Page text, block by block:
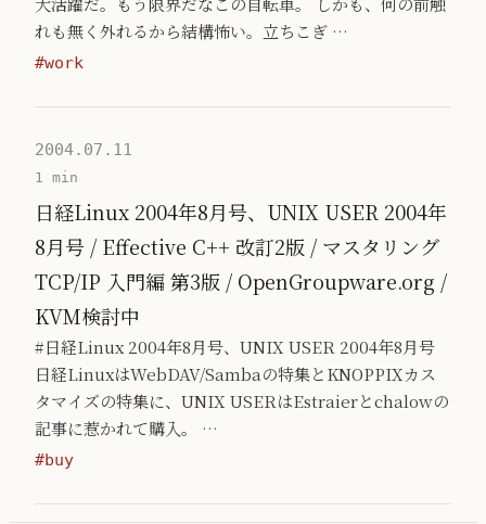
れも無く外れるから結構怖い。立ちこぎ …
#work
2004.07.11
1 min
日経Linux 2004年8月号、UNIX USER 2004年
8月号 / Effective C++ 改訂2版 / マスタリング
TCP/IP 入門編 第3版 / OpenGroupware.org /
KVM検討中
#日経Linux 2004年8月号、UNIX USER 2004年8月号
日経LinuxはWebDAV/Sambaの特集とKNOPPIXカス
タマイズの特集に、UNIX USERはEstraierとchalowの
記事に惹かれて購入。 …
#buy